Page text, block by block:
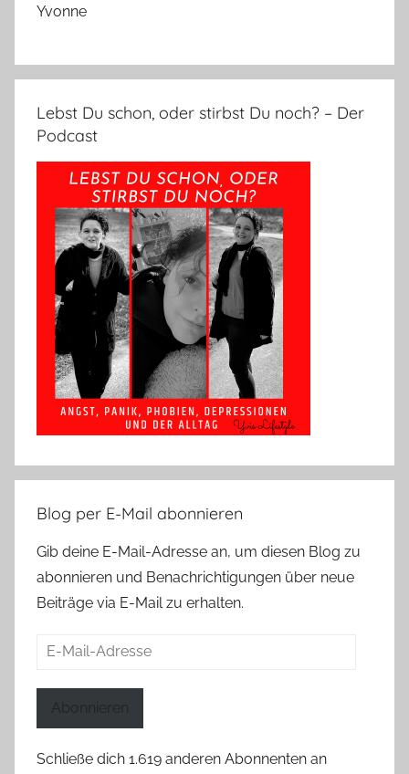
Yvonne
Lebst Du schon, oder stirbst Du noch? – Der
Podcast
Blog per E-Mail abonnieren
Gib deine E-Mail-Adresse an, um diesen Blog zu
abonnieren und Benachrichtigungen über neue
Beiträge via E-Mail zu erhalten.
E-
Abonnieren
Schließe dich 1.619 anderen Abonnenten an